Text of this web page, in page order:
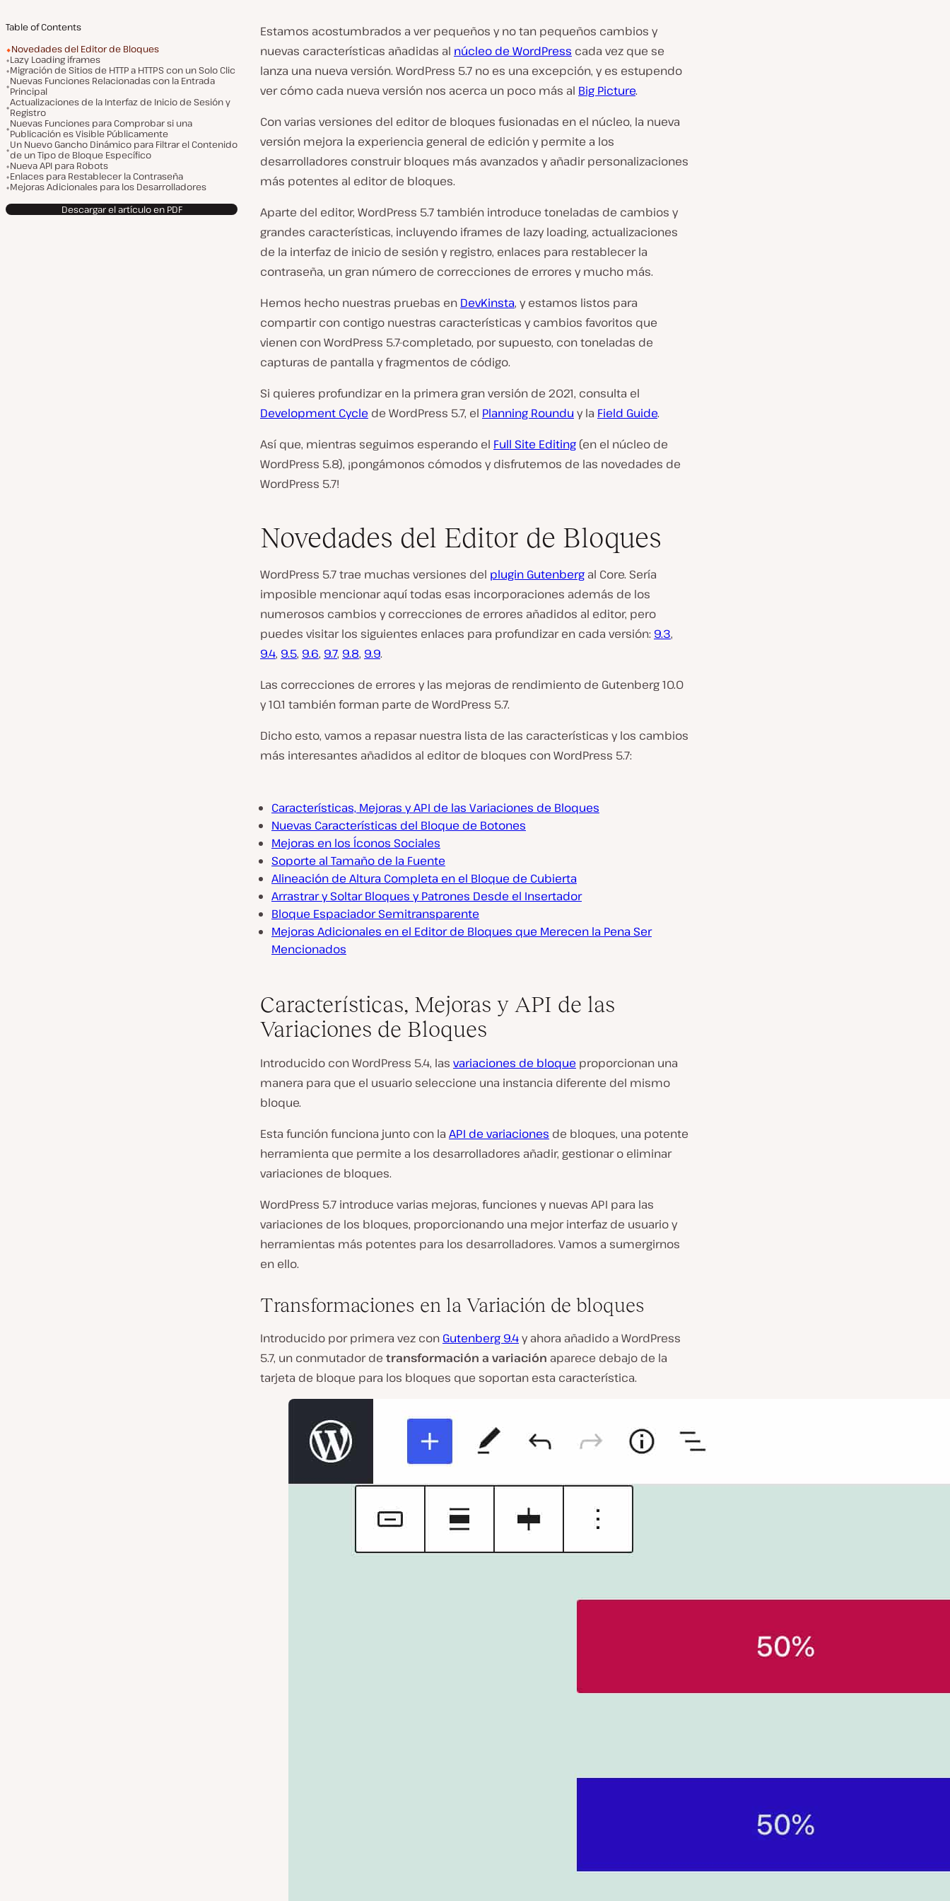
Table of Contents
Novedades del Editor de Bloques
Lazy Loading iframes
Migración de Sitios de HTTP a HTTPS con un Solo Clic
Nuevas Funciones Relacionadas con la Entrada
Principal
Actualizaciones de la Interfaz de Inicio de Sesión y
Registro
Nuevas Funciones para Comprobar si una
Publicación es Visible Públicamente
Un Nuevo Gancho Dinámico para Filtrar el Contenido
de un Tipo de Bloque Específico
Nueva API para Robots
Enlaces para Restablecer la Contraseña
Mejoras Adicionales para los Desarrolladores
Descargar el artículo en PDF
Estamos acostumbrados a ver pequeños y no tan pequeños cambios y
nuevas características añadidas al núcleo de WordPress cada vez que se
lanza una nueva versión. WordPress 5.7 no es una excepción, y es estupendo
ver cómo cada nueva versión nos acerca un poco más al Big Picture.
Con varias versiones del editor de bloques fusionadas en el núcleo, la nueva
versión mejora la experiencia general de edición y permite a los
desarrolladores construir bloques más avanzados y añadir personalizaciones
más potentes al editor de bloques.
Aparte del editor, WordPress 5.7 también introduce toneladas de cambios y
grandes características, incluyendo iframes de lazy loading, actualizaciones
de la interfaz de inicio de sesión y registro, enlaces para restablecer la
contraseña, un gran número de correcciones de errores y mucho más.
Hemos hecho nuestras pruebas en DevKinsta, y estamos listos para
compartir con contigo nuestras características y cambios favoritos que
vienen con WordPress 5.7-completado, por supuesto, con toneladas de
capturas de pantalla y fragmentos de código.
Si quieres profundizar en la primera gran versión de 2021, consulta el
Development Cycle de WordPress 5.7, el Planning Roundu y la Field Guide.
Así que, mientras seguimos esperando el Full Site Editing (en el núcleo de
WordPress 5.8), ¡pongámonos cómodos y disfrutemos de las novedades de
WordPress 5.7!
Novedades del Editor de Bloques
WordPress 5.7 trae muchas versiones del plugin Gutenberg al Core. Sería
imposible mencionar aquí todas esas incorporaciones además de los
numerosos cambios y correcciones de errores añadidos al editor, pero
puedes visitar los siguientes enlaces para profundizar en cada versión: 9.3,
9.4, 9.5, 9.6, 9.7, 9.8, 9.9.
Las correcciones de errores y las mejoras de rendimiento de Gutenberg 10.0
y 10.1 también forman parte de WordPress 5.7.
Dicho esto, vamos a repasar nuestra lista de las características y los cambios
más interesantes añadidos al editor de bloques con WordPress 5.7:
Características, Mejoras y API de las Variaciones de Bloques
Nuevas Características del Bloque de Botones
Mejoras en los Íconos Sociales
Soporte al Tamaño de la Fuente
Alineación de Altura Completa en el Bloque de Cubierta
Arrastrar y Soltar Bloques y Patrones Desde el Insertador
Bloque Espaciador Semitransparente
Mejoras Adicionales en el Editor de Bloques que Merecen la Pena Ser
Mencionados
Características, Mejoras y API de las
Variaciones de Bloques
Introducido con WordPress 5.4, las variaciones de bloque proporcionan una
manera para que el usuario seleccione una instancia diferente del mismo
bloque.
Esta función funciona junto con la API de variaciones de bloques, una potente
herramienta que permite a los desarrolladores añadir, gestionar o eliminar
variaciones de bloques.
WordPress 5.7 introduce varias mejoras, funciones y nuevas API para las
variaciones de los bloques, proporcionando una mejor interfaz de usuario y
herramientas más potentes para los desarrolladores. Vamos a sumergirnos
en ello.
Transformaciones en la Variación de bloques
Introducido por primera vez con Gutenberg 9.4y ahora añadido a WordPress
5.7, un conmutador de transformación a variación aparece debajo de la
tarjeta de bloque para los bloques que soportan esta característica.